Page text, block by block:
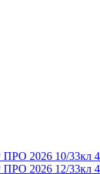
2026 10/33кл
2026 12/33кл